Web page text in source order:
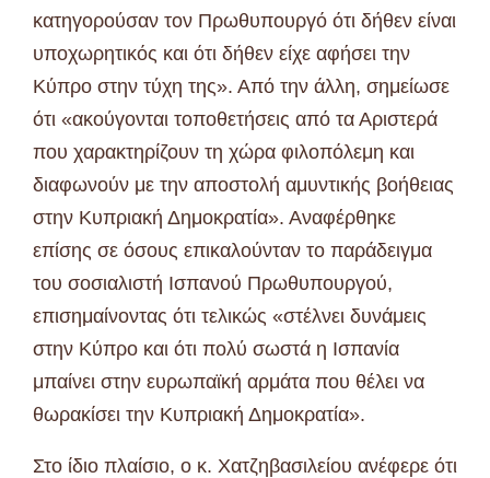
κατηγορούσαν τον Πρωθυπουργό ότι δήθεν είναι
υποχωρητικός και ότι δήθεν είχε αφήσει την
Κύπρο στην τύχη της». Από την άλλη, σημείωσε
ότι «ακούγονται τοποθετήσεις από τα Αριστερά
που χαρακτηρίζουν τη χώρα φιλοπόλεμη και
διαφωνούν με την αποστολή αμυντικής βοήθειας
στην Κυπριακή Δημοκρατία». Αναφέρθηκε
επίσης σε όσους επικαλούνταν το παράδειγμα
του σοσιαλιστή Ισπανού Πρωθυπουργού,
επισημαίνοντας ότι τελικώς «στέλνει δυνάμεις
στην Κύπρο και ότι πολύ σωστά η Ισπανία
μπαίνει στην ευρωπαϊκή αρμάτα που θέλει να
θωρακίσει την Κυπριακή Δημοκρατία».
Στο ίδιο πλαίσιο, ο κ. Χατζηβασιλείου ανέφερε ότι